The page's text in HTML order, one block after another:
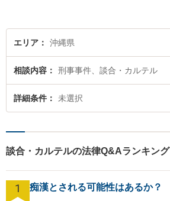
名護市】
エリア 沖縄県
相談内容 刑事事件、談合・カルテル
詳細条件 未選択
談合・カルテルの法律Q&Aランキング
1 痴漢とされる可能性はあるか？